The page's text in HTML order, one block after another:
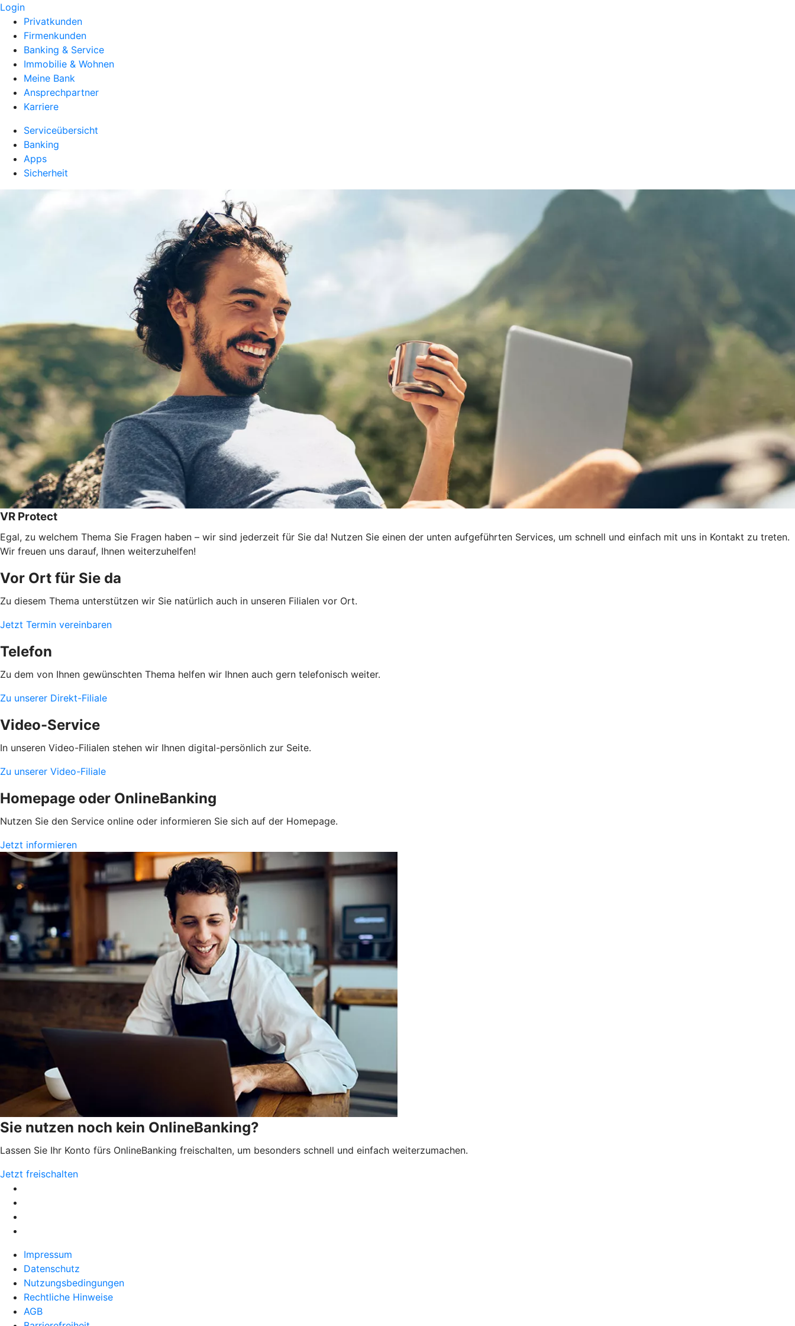
Login
Privatkunden
Firmenkunden
Banking & Service
Immobilie & Wohnen
Meine Bank
Ansprechpartner
Karriere
Serviceübersicht
Banking
Apps
Sicherheit
VR Protect
Egal, zu welchem Thema Sie Fragen haben – wir sind jederzeit für Sie da! Nutzen Sie einen der unten aufgeführten Services, um schnell und einfach mit uns in Kontakt zu treten.
Wir freuen uns darauf, Ihnen weiterzuhelfen!
Vor Ort für Sie da
Zu diesem Thema unterstützen wir Sie natürlich auch in unseren Filialen vor Ort.
Jetzt Termin vereinbaren
Telefon
Zu dem von Ihnen gewünschten Thema helfen wir Ihnen auch gern telefonisch weiter.
Zu unserer Direkt-Filiale
Video-Service
In unseren Video-Filialen stehen wir Ihnen digital-persönlich zur Seite.
Zu unserer Video-Filiale
Homepage oder OnlineBanking
Nutzen Sie den Service online oder informieren Sie sich auf der Homepage.
Jetzt informieren
Sie nutzen noch kein OnlineBanking?
Lassen Sie Ihr Konto fürs OnlineBanking freischalten, um besonders schnell und einfach weiterzumachen.
Jetzt freischalten
Impressum
Datenschutz
Nutzungsbedingungen
Rechtliche Hinweise
AGB